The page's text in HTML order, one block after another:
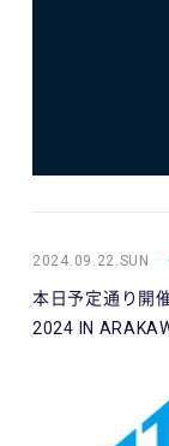
2024.09.22.SUN
本日予定通り開
2024 IN